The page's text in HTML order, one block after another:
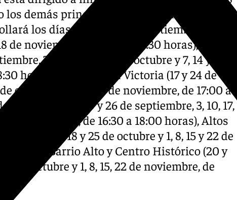
los demás principalmente a adultos: Poblado
los días 16, 20 y 30 de septiembre, 7, 14,
de noviembre, de 17:00 a 18:30 horas), Ronda
3, 10, 17, 24 y 31 de octubre y 7, 14 y 21
horas), Palmar de la Victoria (17 y 24 de
de octubre y 5, 12 y 19 de noviembre, de 17:00 a
Valdelagrana (19 y 26 de septiembre, 3, 10, 17,
de noviembre, de 16:30 a 18:00 horas), Altos
4, 11, 18 y 25 de octubre y 1, 8, 15 y 22 de
horas) y Barrio Alto y Centro Histórico (20 y
25 de octubre y 1, 8, 15, 22 de noviembre, de